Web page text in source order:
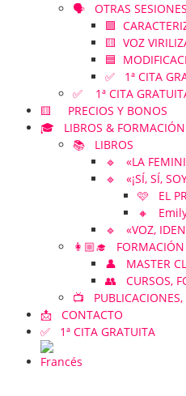
🗣️ OTRAS SESIONES
🟪
🟨 VOZ
🟦
✅ 1ª CITA
✅ 1ª CITA
🟨 PRECIOS Y BONOS
🎓 LIBROS & FORMACIÓN
📚 LIBROS
🔹 «LA
🔹 «¡SÍ, SÍ,
🩷 EL
🔸
🔹 «VOZ,
👩🏼‍🎓 FORMACIÓN
👤 MASTER
👥 CURSOS,
📺 PUBLICACIONES,
📩 CONTACTO
✅ 1ª CITA GRATUITA